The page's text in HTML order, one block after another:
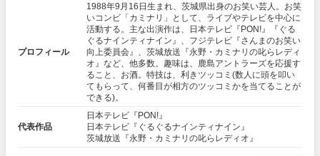
プロフィール
1988年9月16日生まれ、茨城県出身のお笑い芸人。お笑
いコンビ「カミナリ」として、ライブやテレビを中心に
活動する。主な出演作は、日本テレビ『PON!』『ぐる
ぐるナインティナイン』、フジテレビ『さんまのお笑い
向上委員会』、茨城放送『永野・カミナリの叱らレディ
オ』など、他多数。趣味は、鹿島アントラーズを応援す
ること、お酒。特技は、利きツッコミ(数人に頭を叩い
てもらって、何番目が相方のツッコミかを当てることが
できる)。
代表作品
日本テレビ『PON!』
日本テレビ『ぐるぐるナインティナイン』
茨城放送『永野・カミナリの叱らレディオ』